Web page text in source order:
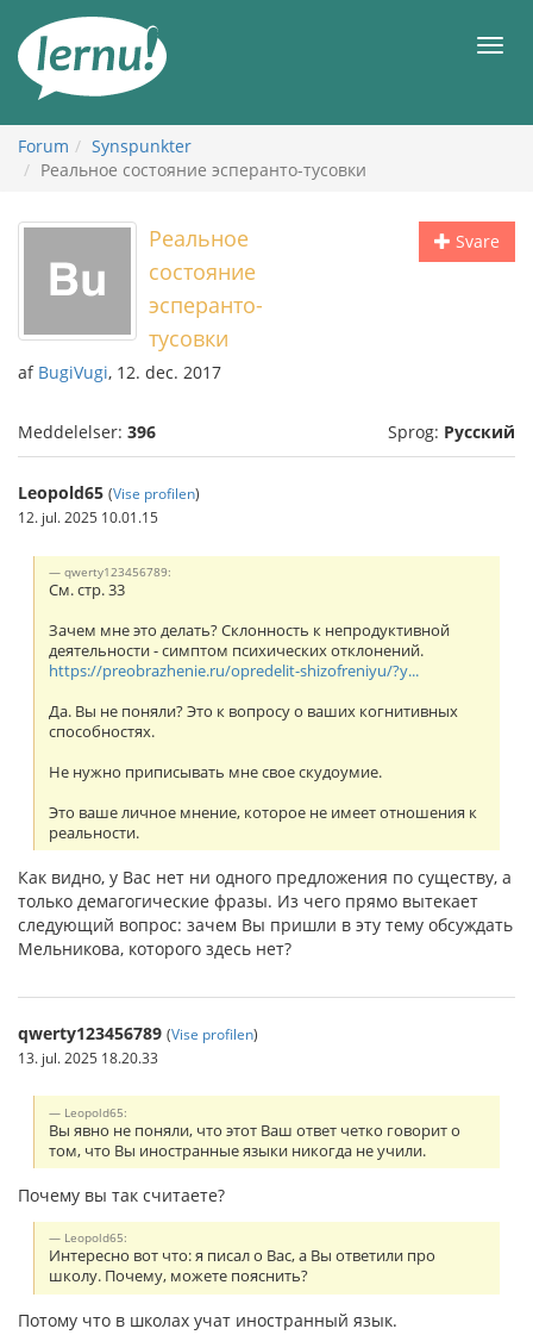
indholdet
Forum
Synspunkter
Реальное состояние эсперанто-тусовки
Svare
Реальное
состояние
эсперанто-
тусовки
af BugiVugi, 12. dec. 2017
Meddelelser: 396 Sprog: Русский
Leopold65 (Vise profilen)
12. jul. 2025 10.01.15
qwerty123456789:
См. стр. 33
Зачем мне это делать? Склонность к непродуктивной
деятельности - симптом психических отклонений.
https://preobrazhenie.ru/opredelit-shizofreniyu/?y...
Да. Вы не поняли? Это к вопросу о ваших когнитивных
способностях.
Не нужно приписывать мне свое скудоумие.
Это ваше личное мнение, которое не имеет отношения к
реальности.
Как видно, у Вас нет ни одного предложения по существу, а
только демагогические фразы. Из чего прямо вытекает
следующий вопрос: зачем Вы пришли в эту тему обсуждать
Мельникова, которого здесь нет?
qwerty123456789 (Vise profilen)
13. jul. 2025 18.20.33
Leopold65:
Вы явно не поняли, что этот Ваш ответ четко говорит о
том, что Вы иностранные языки никогда не учили.
Почему вы так считаете?
Leopold65:
Интересно вот что: я писал о Вас, а Вы ответили про
школу. Почему, можете пояснить?
Потому что в школах учат иностранный язык.